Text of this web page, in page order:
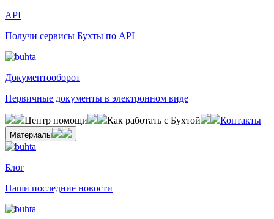
API
Получи сервисы Бухты по API
Документооборот
Первичные документы в электронном виде
Центр помощи Как работать с Бухтой Контакты
Материалы
Блог
Наши последние новости